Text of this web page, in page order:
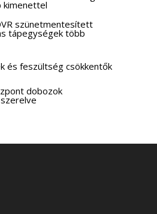
kimenettel
szünetmentesített
tápegységek több
és feszültség csökkentők
dobozok